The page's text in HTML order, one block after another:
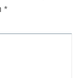
*